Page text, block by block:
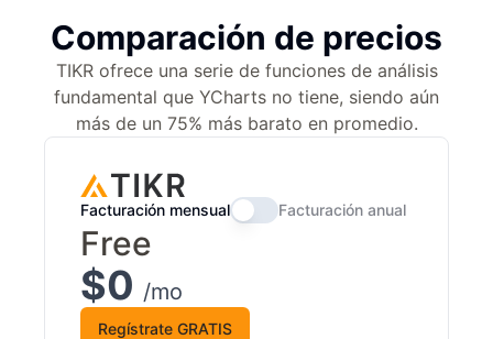
Comparación de precios
TIKR ofrece una serie de funciones de análisis
fundamental que YCharts no tiene, siendo aún
más de un 75% más barato en promedio.
Facturación mensual Facturación anual
Free
$0 /mo
Regístrate GRATIS